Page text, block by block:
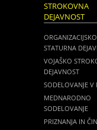
STROKOVNA
DEJAVNOST
ORGANIZACIJSKO
STATURNA
VOJAŠKO
DEJAVNOST
SODELOVANJE V
MEDNARODNO
SODELOVANJE
PRIZNANJA IN